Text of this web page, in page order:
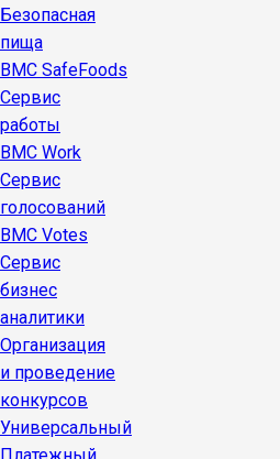
Безопасная
пища
BMC SafeFoods
Сервис
работы
BMC Work
Сервис
голосований
BMC Votes
Сервис
бизнес
аналитики
Организация
и проведение
конкурсов
Универсальный